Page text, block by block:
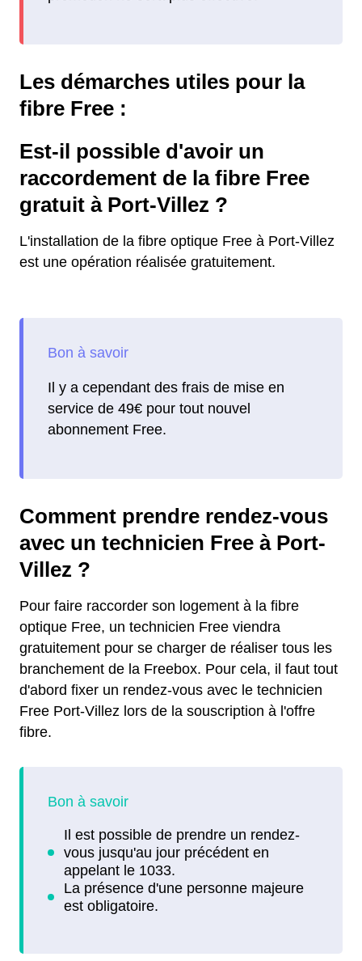
Les démarches utiles pour la
fibre Free :
Est-il possible d'avoir un
raccordement de la fibre Free
gratuit à Port-Villez ?
L'installation de la fibre optique Free à Port-Villez
est une opération réalisée gratuitement.
Il y a cependant des frais de mise en
service de 49€ pour tout nouvel
abonnement Free.
Comment prendre rendez-vous
avec un technicien Free à Port-
Villez ?
Pour faire raccorder son logement à la fibre
optique Free, un technicien Free viendra
gratuitement pour se charger de réaliser tous les
branchement de la Freebox. Pour cela, il faut tout
d'abord fixer un rendez-vous avec le technicien
Free Port-Villez lors de la souscription à l'offre
fibre.